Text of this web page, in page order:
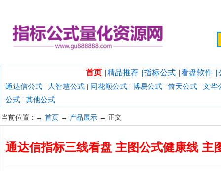
首页 | 精品推荐 | 指标公式 | 看盘软件 |
通达信公式 | 大智慧公式 | 同花顺公式 | 博易公式 | 倚天公式 | 文华
公式 | 其他公式
当前位置：→ 首页 → 产品展示 → 正文
通达信指标三线看盘 主图公式健康线 主